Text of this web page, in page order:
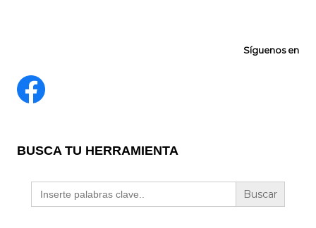
Síguenos en
BUSCA TU HERRAMIENTA
Buscar: